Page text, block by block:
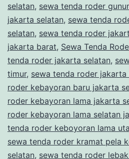
selatan, sewa tenda roder
jakarta selatan, sewa tenda
selatan, sewa tenda roder
jakarta barat, Sewa Tenda
tenda roder jakarta selatan,
timur, sewa tenda roder jakarta
roder kebayoran baru jakarta
roder kebayoran lama jakarta
roder kebayoran lama selatan
tenda roder keboyoran lama
sewa tenda roder kramat pela
selatan, sewa tenda roder